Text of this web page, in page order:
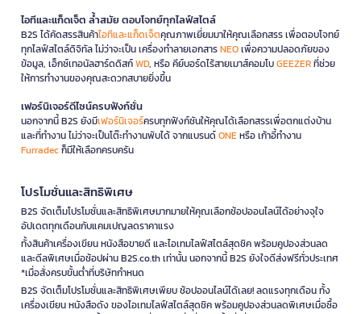
ไอทีและแก็ดเจ็ต ล้ำสมัย ตอบโจทย์ทุกไลฟ์สไตล์
B2S ได้คัดสรรสินค้าไอทีและแก็ดเจ็ตคุณภาพเยี่ยมมาให้คุณเลือกสรร เพื่อตอบโจทย์
ทุกไลฟ์สไตล์ดิจิทัล ไม่ว่าจะเป็น เครื่องทำลายเอกสารNEOเพื่อความปลอดภัยของ
ข้อมูล, เอ็กซ์เทอนัลฮาร์ดดิสก์WD, หรือ คีย์บอร์ดไร้สายเมาส์คอมโบGEEZERที่ช่วย
ให้การทำงานของคุณสะดวกสบายยิ่งขึ้น
เฟอร์นิเจอร์ดีไซน์ครบฟังก์ชั่น
นอกจากนี้ B2S ยังมีเฟอร์นิเจอร์ครบทุกฟังก์ชันให้คุณได้เลือกสรรเพื่อตกแต่งบ้าน
และที่ทำงาน ไม่ว่าจะเป็นโต๊ะทำงานพับได้ จากแบรนด์ONEหรือ เก้าอี้ทำงาน
Furradecก็มีให้เลือกครบครัน
โปรโมชั่นและสิทธิพิเศษ
B2S จัดเต็มโปรโมชั่นและสิทธิพิเศษมากมายให้คุณเลือกช้อปออนไลน์ได้อย่างจุใจ
อัปเดตทุกเดือนกับแคมเปญลดราคาแรง
ทั้งสินค้าเครื่องเขียน หนังสือขายดี และไอเทมไลฟ์สไตล์สุดชิค พร้อมคูปองส่วนลด
และดีลพิเศษเมื่อช้อปผ่าน B2S.co.th เท่านั้น นอกจากนี้ B2S ยังใจดีส่งฟรีทั่วประเทศ
*เมื่อสั่งครบขั้นต่ำที่บริษัทกำหนด
B2S จัดเต็มโปรโมชั่นและสิทธิพิเศษเพียบ ช้อปออนไลน์ได้เลย! ลดแรงทุกเดือน ทั้ง
เครื่องเขียน หนังสือดัง ของไอเทมไลฟ์สไตล์สุดชิค พร้อมคูปองส่วนลดพิเศษเมื่อซื้อ